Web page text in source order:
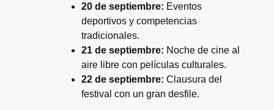
20 de septiembre: Eventos
deportivos y competencias
tradicionales.
21 de septiembre: Noche de cine al
aire libre con películas culturales.
22 de septiembre: Clausura del
festival con un gran desfile.